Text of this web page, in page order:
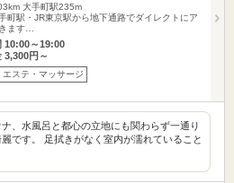
大手町駅235m
町駅・JR東京駅から地下通路でダイレクトにア
ます…
10:00～19:00
3,300円～
エステ・マッサージ
、水風呂と都心の立地にも関わらず一通り
です。 足拭きがなく室内が濡れていること